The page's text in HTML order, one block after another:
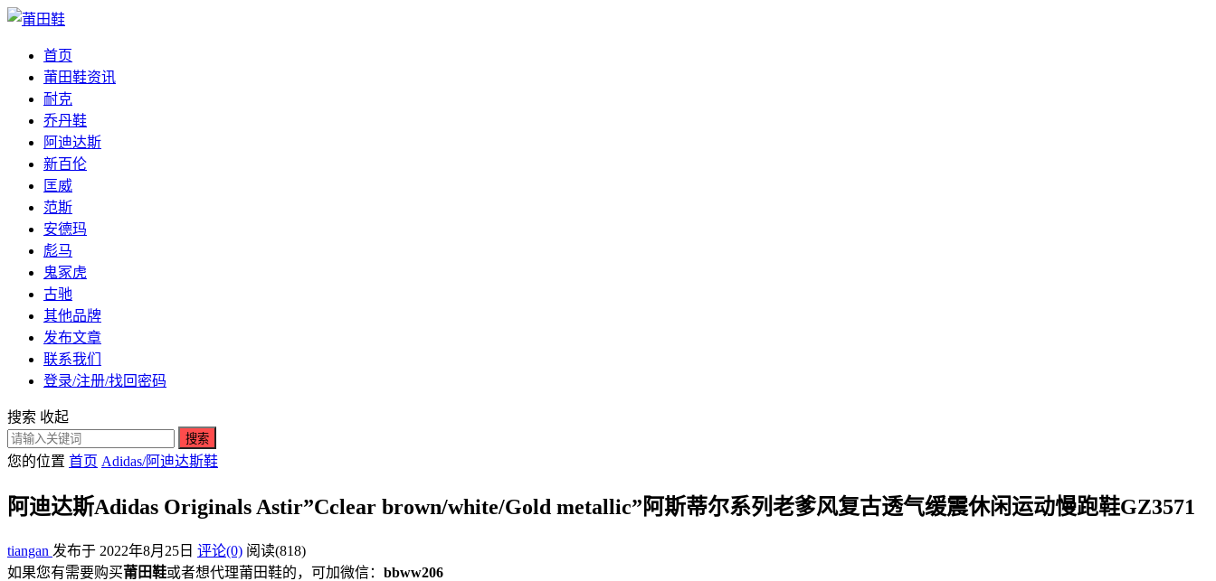
首页
莆田鞋资讯
耐克
乔丹鞋
阿迪达斯
新百伦
匡威
范斯
安德玛
彪马
鬼冢虎
古驰
其他品牌
发布文章
联系我们
登录/注册/找回密码
搜索 收起
搜索
您的位置 首页 Adidas/阿迪达斯鞋
阿迪达斯Adidas Originals Astir”Cclear brown/white/Gold metallic”阿斯蒂尔系列老爹风复古透气缓震休闲运动慢跑鞋GZ3571
tiangan 发布于 2022年8月25日 评论(0) 阅读(818)
如果您有需要购买莆田鞋或者想代理莆田鞋的，可加微信： bbww206